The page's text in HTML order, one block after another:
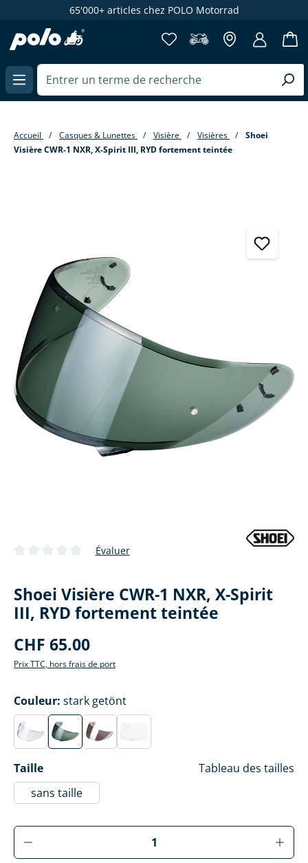
65'000+ articles chez POLO Motorrad
Accueil Casques & Lunettes Visière Visières
Shoei
Visière CWR-1 NXR, X-Spirit III, RYD fortement teintée
Évaluer
Shoei Visière CWR-1 NXR, X-Spirit
III, RYD fortement teintée
CHF 65.00
Prix TTC, hors frais de port
Couleur
Sélectionner
: stark getönt
klar
(Cette option n'est actuellement pas disponible.)
stark getönt
(Cette option n'est actuellement pas disponible.)
silber verspiegelt
(Cette option n'est actuellement pas
getönt verlaufend
(Cette option n'est actuellement pas
Taille
Sélectionner
Tableau des tailles
sans taille
Produkt Anzahl: Gib den gewünschten